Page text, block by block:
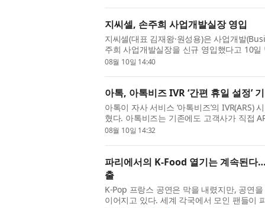
지씨셀, 손주희 사업개발실장 영입
지씨셀(대표 김재왕·원성용)은 사업개발
주희 사업개발실장을 신규 영입했다고 10
하고 같은 대학 의과대학에서 내과학...
08월 10일 14:40
아톡, 아톡비즈 IVR ‘간편 휴일 설정’
아톡이 자사 서비스 ‘아톡비즈’의 IVR(ARS)
혔다. 아톡비즈는 기존에도 고객사가 직접
편집할 수 있는 맞춤형 IVR 환...
08월 10일 14:32
파리에서의 K-Food 열기는 계속된다
출
K-Pop 프랑스 공연은 막을 내렸지만, 공연
이어지고 있다. 세계 각국에서 모인 팬들이